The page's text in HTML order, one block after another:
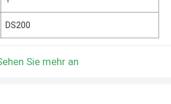
DS200
Sie mehr an